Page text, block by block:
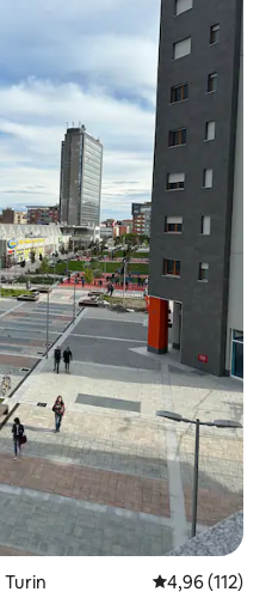
Évaluation
4,96 (112)